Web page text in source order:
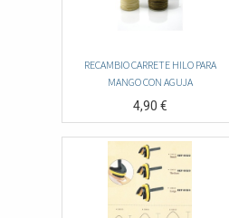
RECAMBIO CARRETE HILO PARA
MANGO CON AGUJA
4,90€